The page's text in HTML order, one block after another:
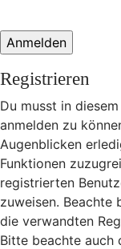
Registrieren
Du musst in
anmelden zu
Augenblicken
Funktionen
registrierten
zuweisen. Beachte
die verwandten
Bitte beachte auch